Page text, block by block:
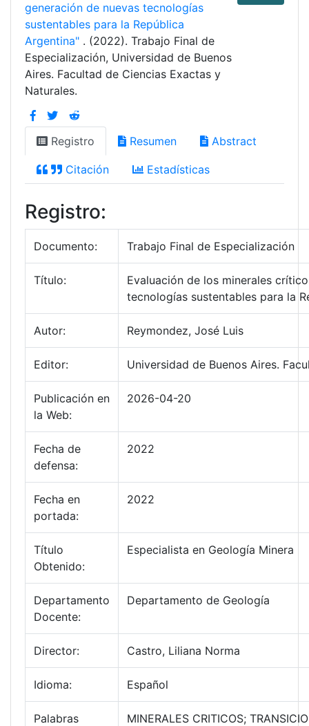
generación de nuevas tecnologías
sustentables para la República
Argentina" . (2022). Trabajo Final de
Especialización, Universidad de Buenos
Aires. Facultad de Ciencias Exactas y
Naturales.
Registro Resumen Abstract
Citación Estadísticas
Registro:
Documento: Trabajo Final de Especialización
Título:
Evaluación de los minerales
tecnologías sustentables para la
Autor: Reymondez, José Luis
Editor: Universidad de Buenos Aires.
Publicación en
la Web:
2026-04-20
Fecha de
defensa:
2022
Fecha en
portada:
2022
Título
Obtenido:
Especialista en Geología Minera
Departamento
Docente:
Departamento de Geología
Director: Castro, Liliana Norma
Idioma: Español
Palabras
MINERALES CRITICOS;